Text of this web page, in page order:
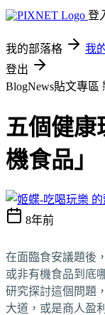
登
我的部落格 我
登出
BlogNews貼文專區
五個健康
機食品」
8年前
在面臨食安議題後
或非有機食品到底
研究探討這個問題
大道，或是商人盈